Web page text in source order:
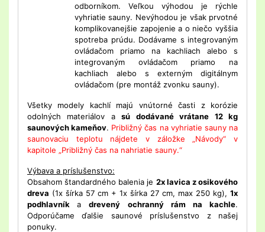
odborníkom. Veľkou výhodou je rýchle
vyhriatie sauny. Nevýhodou je však prvotné
komplikovanejšie zapojenie a o niečo vyššia
spotreba prúdu. Dodávame s integrovaným
ovládačom priamo na kachliach alebo s
integrovaným ovládačom priamo na
kachliach alebo s externým digitálnym
ovládačom (pre montáž zvonku sauny).
Všetky modely kachlí majú vnútorné časti z korózie
odolných materiálov asú dodávané vrátane 12 kg
saunových kameňov. Približný čas na vyhriatie sauny na
saunovaciu teplotu nájdete v záložke „Návody“ v
kapitole „Približný čas na nahriatie sauny.“
Výbava a príslušenstvo:
Obsahom štandardného balenia je 2x lavica z osikového
dreva (1x šírka 57 cm + 1x šírka 27 cm, max 250 kg), 1x
podhlavníkadrevený ochranný rám na kachle.
Odporúčame ďalšie saunové príslušenstvo z našej
ponuky.